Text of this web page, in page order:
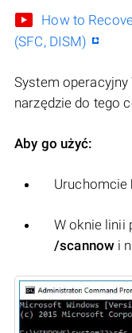
How to
(SFC, DISM)
System operacyjny
narzędzie do tego
Aby go użyć:
Uruchomcie
W oknie linii
/scannow i